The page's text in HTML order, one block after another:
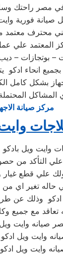
مصر راحتك
صيانة فورية
محترف معتمد
المعتمد علي
– بوتجازات –
انحاء
بشكل كامل
مركز صيانة
وايت ويل
علي التأكد من
علي قطع غيار
حاله تغير اي من
ادكو وذلك عن
مع جميع
صيانه وايت
وايت ويل
وايت ويل